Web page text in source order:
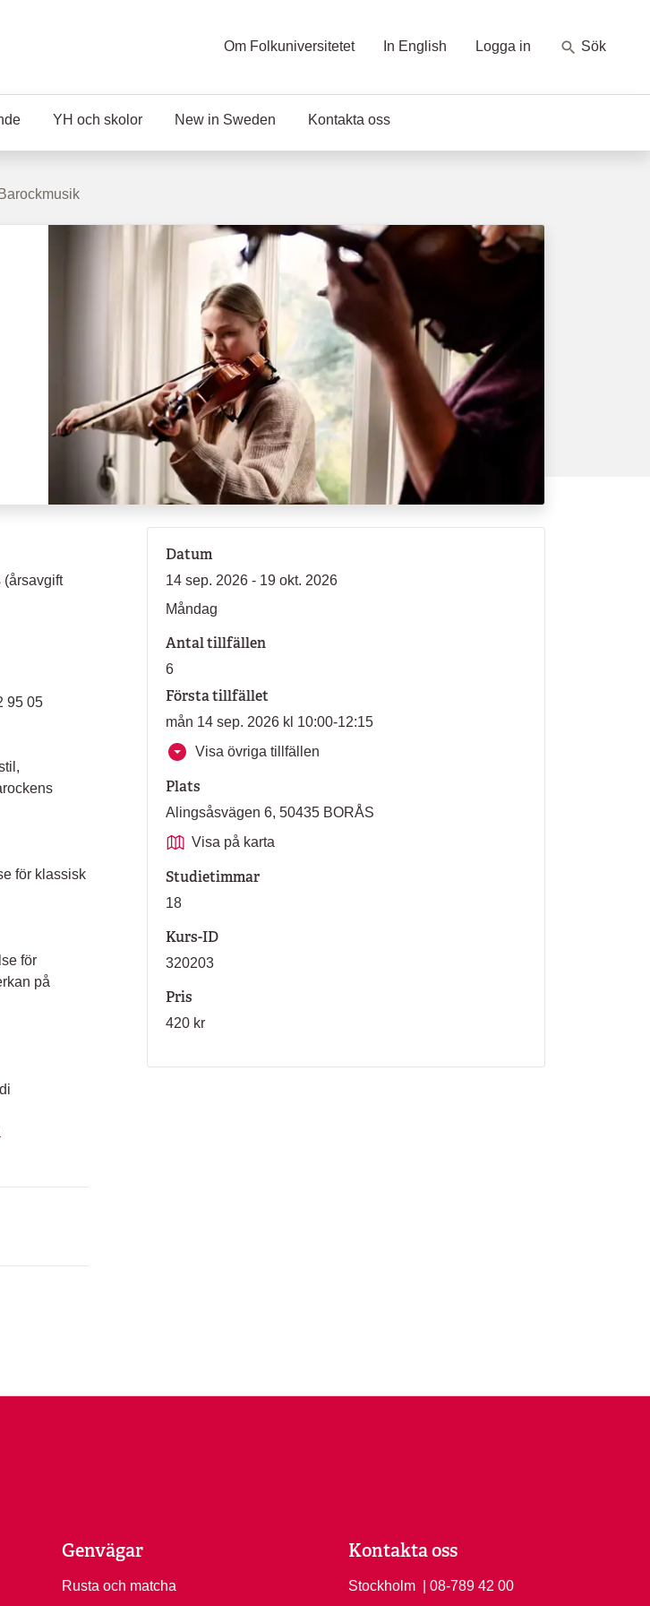
Om Folkuniversitetet In English Logga in Sök
YH och skolor New in Sweden Kontakta oss
Barockmusik
(årsavgift
95 05
för klassisk
för
på
Datum
14 sep. 2026 - 19 okt. 2026
Måndag
Antal tillfällen
6
Första tillfället
mån 14 sep. 2026 kl 10:00-12:15
Visa övriga tillfällen
Plats
Alingsåsvägen 6, 50435 BORÅS
Visa på karta
Studietimmar
18
Kurs-ID
320203
Pris
420 kr
Genvägar
Rusta och matcha
Kontakta oss
Stockholm Ring Stockholm på
| 08-789 42 00